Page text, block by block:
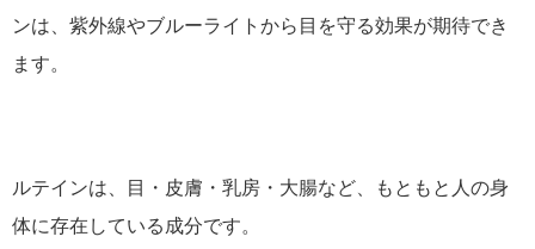
ンは、紫外線やブルーライトから目を守る効果が期待でき
ます。
ルテインは、目・皮膚・乳房・大腸など、もともと人の身
体に存在している成分です。